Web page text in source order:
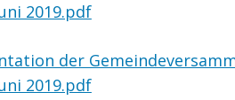
2019.pdf
der
2019.pdf